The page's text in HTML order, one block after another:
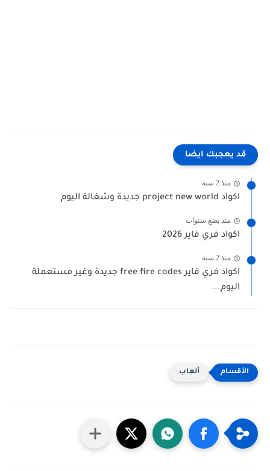
قد يعجبك ايضا
منذ 2 سنة
اكواد project new world جديدة وشغالة اليوم
منذ بضع سنوات
اكواد فري فاير 2026
منذ 2 سنة
اكواد فري فاير free fire codes جديدة وغير مستعملة
اليوم...
ألعاب